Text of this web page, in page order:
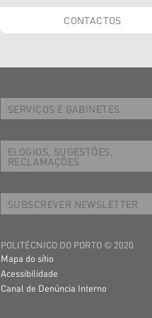
CONTACTOS
SERVIÇOS E GABINETES
ELOGIOS, SUGESTÕES,
RECLAMAÇÕES
SUBSCREVER NEWSLETTER
POLITÉCNICO DO PORTO © 2020
Mapa do sítio
Acessibilidade
Canal de Denúncia Interno